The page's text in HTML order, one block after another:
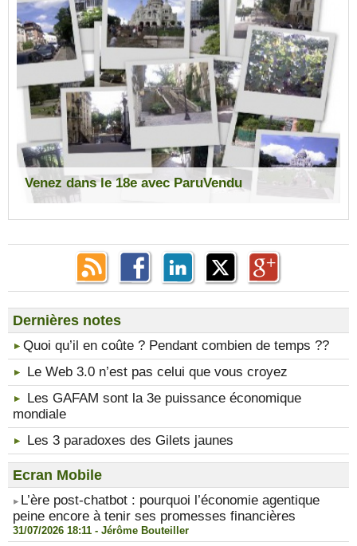
Venez dans le 18e avec ParuVendu
Dernières notes
​Quoi qu’il en coûte ? Pendant combien de temps ??
Le Web 3.0 n’est pas celui que vous croyez
Les GAFAM sont la 3e puissance économique
mondiale
Les 3 paradoxes des Gilets jaunes
Ecran Mobile
​L’ère post-chatbot : pourquoi l’économie agentique
peine encore à tenir ses promesses financières
31/07/2026 18:11 - Jérôme Bouteiller